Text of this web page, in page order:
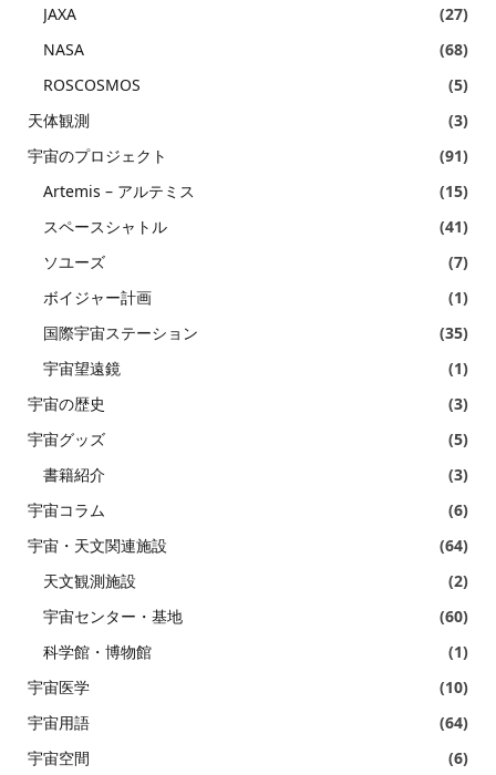
JAXA
(27)
NASA
(68)
ROSCOSMOS
(5)
天体観測
(3)
宇宙のプロジェクト
(91)
Artemis – アルテミス
(15)
スペースシャトル
(41)
ソユーズ
(7)
ボイジャー計画
(1)
国際宇宙ステーション
(35)
宇宙望遠鏡
(1)
宇宙の歴史
(3)
宇宙グッズ
(5)
書籍紹介
(3)
宇宙コラム
(6)
宇宙・天文関連施設
(64)
天文観測施設
(2)
宇宙センター・基地
(60)
科学館・博物館
(1)
宇宙医学
(10)
宇宙用語
(64)
宇宙空間
(6)